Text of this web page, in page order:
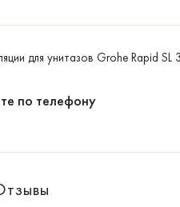
для унитазов Grohe Rapid
по телефону